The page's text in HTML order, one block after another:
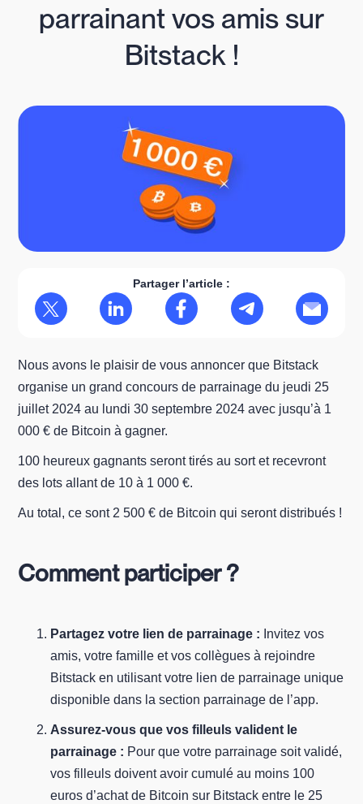
parrainant vos amis sur
Bitstack !
Partager l’article :
Nous avons le plaisir de vous annoncer que Bitstack
organise un grand concours de parrainage du jeudi 25
juillet 2024 au lundi 30 septembre 2024 avec jusqu’à 1
000 € de Bitcoin à gagner.
100 heureux gagnants seront tirés au sort et recevront
des lots allant de 10 à 1 000 €.
Au total, ce sont 2 500 € de Bitcoin qui seront distribués !
Comment participer ?
Partagez votre lien de parrainage : Invitez vos
amis, votre famille et vos collègues à rejoindre
Bitstack en utilisant votre lien de parrainage unique
disponible dans la section parrainage de l’app.
Assurez-vous que vos filleuls valident le
parrainage : Pour que votre parrainage soit validé,
vos filleuls doivent avoir cumulé au moins 100
euros d’achat de Bitcoin sur Bitstack entre le 25